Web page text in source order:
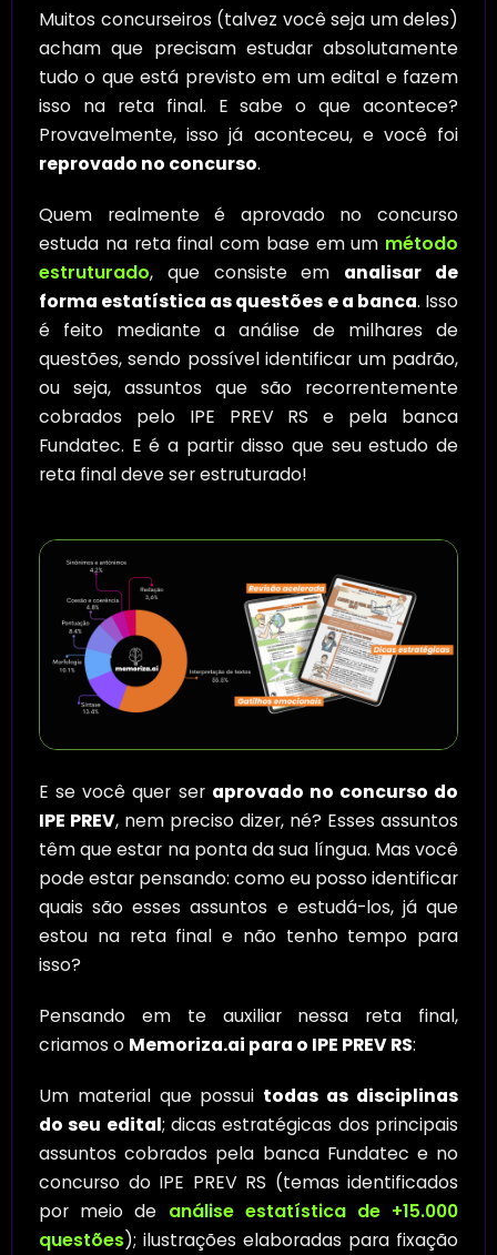
Muitos concurseiros (talvez você seja um deles)
acham que precisam estudar absolutamente
tudo o que está previsto em um edital e fazem
isso na reta final. E sabe o que acontece?
Provavelmente, isso já aconteceu, e você foi
reprovado no concurso.
Quem realmente é aprovado no concurso
estuda na reta final com base em um método
estruturado, que consiste em analisar de
forma estatística as questões e a banca. Isso
é feito mediante a análise de milhares de
questões, sendo possível identificar um padrão,
ou seja, assuntos que são recorrentemente
cobrados pelo IPE PREV RS e pela banca
Fundatec. E é a partir disso que seu estudo de
reta final deve ser estruturado!
E se você quer ser aprovado no concurso do
IPE PREV, nem preciso dizer, né? Esses assuntos
têm que estar na ponta da sua língua. Mas você
pode estar pensando: como eu posso identificar
quais são esses assuntos e estudá-los, já que
estou na reta final e não tenho tempo para
isso?
Pensando em te auxiliar nessa reta final,
criamos o Memoriza.ai para o IPE PREV RS:
Um material que possui todas as disciplinas
do seu edital; dicas estratégicas dos principais
assuntos cobrados pela banca Fundatec e no
concurso do IPE PREV RS (temas identificados
por meio de análise estatística de +15.000
questões); ilustrações elaboradas para fixação